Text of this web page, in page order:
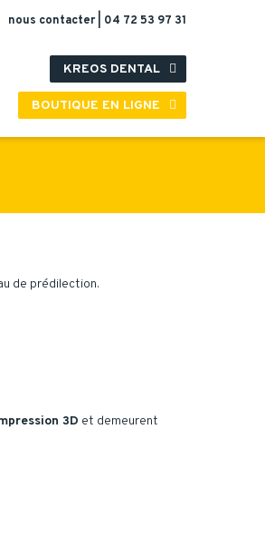
nous contacter 04 72 53 97 31
KREOS DENTAL 
BOUTIQUE EN LIGNE 
de prédilection.
3D et demeurent